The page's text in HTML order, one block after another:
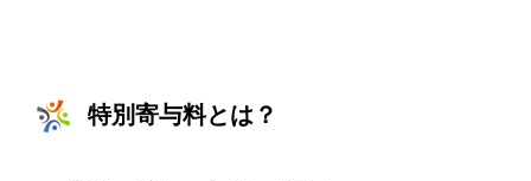
特別寄与料とは？